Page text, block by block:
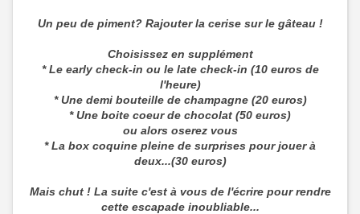
Un peu de piment? Rajouter la cerise sur le gâteau !
Choisissez en supplément
* Le early check-in ou le late check-in (10 euros de
l'heure)
* Une demi bouteille de champagne (20 euros)
* Une boite coeur de chocolat (50 euros)
ou alors oserez vous
* La box coquine pleine de surprises pour jouer à
deux...(30 euros)
Mais chut ! La suite c'est à vous de l'écrire pour rendre
cette escapade inoubliable...